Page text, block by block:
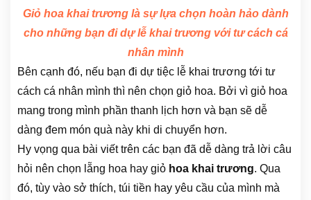
Giỏ hoa khai trương là sự lựa chọn hoàn hảo dành
cho những bạn đi dự lễ khai trương với tư cách cá
nhân mình
Bên cạnh đó, nếu bạn đi dự tiệc lễ khai trương tới tư
cách cá nhân mình thì nên chọn giỏ hoa. Bởi vì giỏ hoa
mang trong mình phần thanh lịch hơn và bạn sẽ dễ
dàng đem món quà này khi di chuyển hơn.
Hy vọng qua bài viết trên các bạn đã dễ dàng trả lời câu
hỏi nên chọn lẵng hoa hay giỏ hoa khai trương. Qua
đó, tùy vào sở thích, túi tiền hay yêu cầu của mình mà